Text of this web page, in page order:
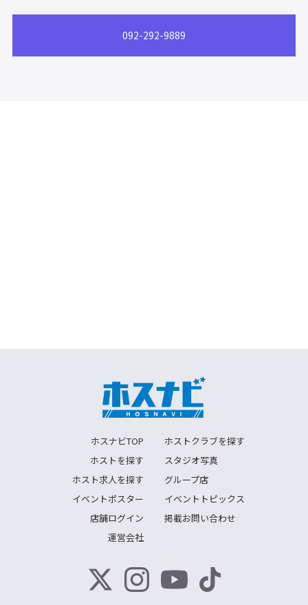
092-292-9889
ホスナビTOP
ホストクラブを探す
ホストを探す
スタジオ写真
ホスト求人を探す
グループ店
イベントポスター
イベントトピックス
店舗ログイン
掲載お問い合わせ
運営会社